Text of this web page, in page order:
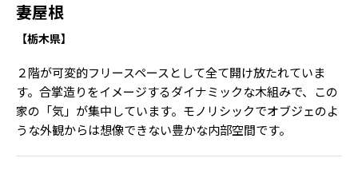
妻屋根
【栃木県】
２階が可変的フリースペースとして全て開け放たれていま
す。合掌造りをイメージするダイナミックな木組みで、この
家の「気」が集中しています。モノリシックでオブジェのよ
うな外観からは想像できない豊かな内部空間です。